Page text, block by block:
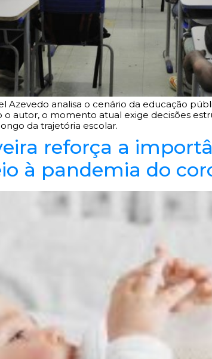
analisa o cenário da educação
autor, o momento atual exige decisões
da trajetória escolar.
reforça a
à pandemia do